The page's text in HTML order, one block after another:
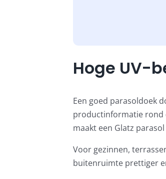
Hoge UV-
Een goed parasoldoek
productinformatie rond
maakt een Glatz
Voor gezinnen,
buitenruimte prettiger